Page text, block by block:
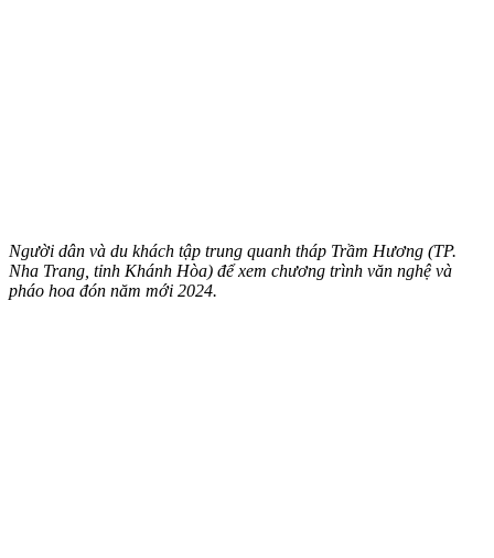
Người dân và du khách tập trung quanh tháp Trầm Hương (TP.
Nha Trang, tỉnh Khánh Hòa) để xem chương trình văn nghệ và
pháo hoa đón năm mới 2024.